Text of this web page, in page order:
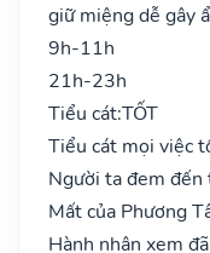
giữ miệng dễ gây
9h-11h
21h-23h
Tiểu cát:TỐT
Tiểu cát mọi việc
Người ta đem
Mất của Phương
Hành nhân xem